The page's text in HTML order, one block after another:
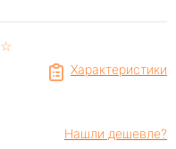
☆
★
Характеристики
Нашли дешевле?